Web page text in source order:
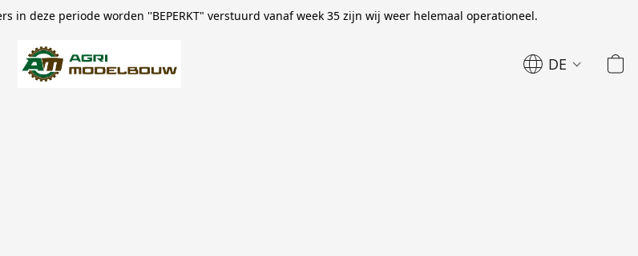
in deze periode worden ''BEPERKT" verstuurd vanaf week 35 zijn wij weer helemaal operationeel.
DE